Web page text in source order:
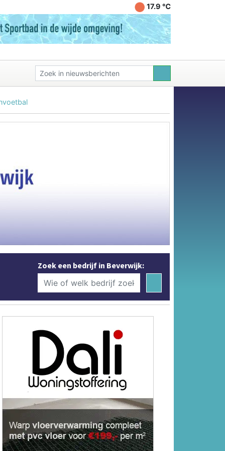
17.9 ℃
Zoek een bedrijf in Beverwijk: